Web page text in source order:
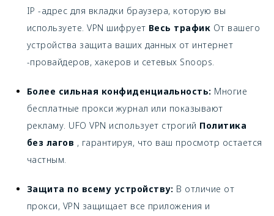
IP -адрес для вкладки браузера, которую вы
используете. VPN шифрует Весь трафик От вашего
устройства защита ваших данных от интернет
-провайдеров, хакеров и сетевых Snoops.
Более сильная конфиденциальность: Многие
бесплатные прокси журнал или показывают
рекламу. UFO VPN использует строгий Политика
без лагов , гарантируя, что ваш просмотр остается
частным.
Защита по всему устройству: В отличие от
прокси, VPN защищает все приложения и